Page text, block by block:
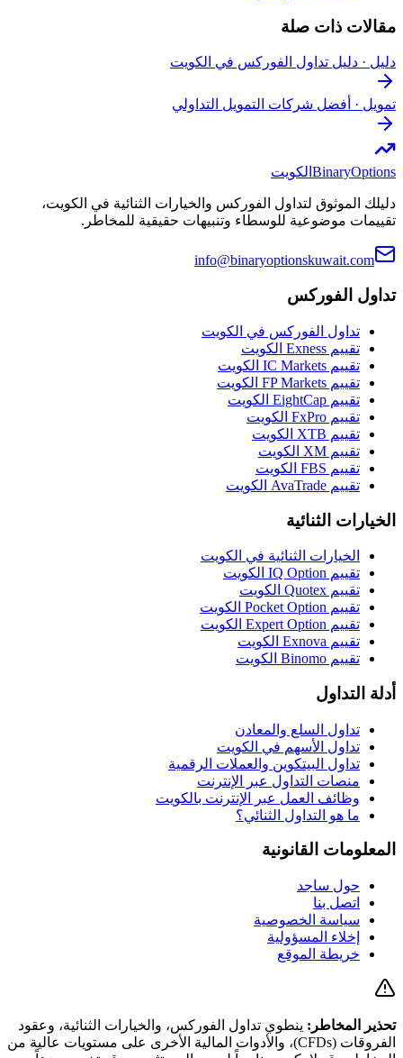
مقالات ذات صلة
دليل · دليل تداول الفوركس في الكويت
تمويل · أفضل شركات التمويل التداولي
BinaryOptions الكويت
دليلك الموثوق لتداول الفوركس والخيارات الثنائية في الكويت،
تقييمات موضوعية للوسطاء وتنبيهات حقيقية للمخاطر.
info@binaryoptionskuwait.com
تداول الفوركس
تداول الفوركس في الكويت
تقييم Exness الكويت
تقييم IC Markets الكويت
تقييم FP Markets الكويت
تقييم EightCap الكويت
تقييم FxPro الكويت
تقييم XTB الكويت
تقييم XM الكويت
تقييم FBS الكويت
تقييم AvaTrade الكويت
الخيارات الثنائية
الخيارات الثنائية في الكويت
تقييم IQ Option الكويت
تقييم Quotex الكويت
تقييم Pocket Option الكويت
تقييم Expert Option الكويت
تقييم Exnova الكويت
تقييم Binomo الكويت
أدلة التداول
تداول السلع والمعادن
تداول الأسهم في الكويت
تداول البيتكوين والعملات الرقمية
منصات التداول عبر الإنترنت
وظائف العمل عبر الإنترنت بالكويت
ما هو التداول الثنائي؟
المعلومات القانونية
حول ساجد
اتصل بنا
سياسة الخصوصية
إخلاء المسؤولية
خريطة الموقع
تحذير المخاطر: ينطوي تداول الفوركس، والخيارات الثنائية، وعقود
الفروقات (CFDs)، والأدوات المالية الأخرى على مستويات عالية من